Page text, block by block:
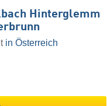
Hinterglemm
in Österreich